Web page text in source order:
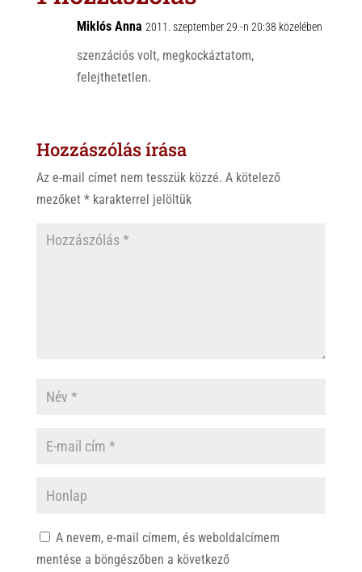
o
k
Miklós Anna 2011. szeptember 29.-n 20:38 közelében
szenzációs volt, megkockáztatom,
felejthetetlen.
Hozzászólás írása
Az e-mail címet nem tesszük közzé. A kötelező
mezőket *karakterrel jelöltük
A nevem, e-mail címem, és weboldalcímem
mentése a böngészőben a következő